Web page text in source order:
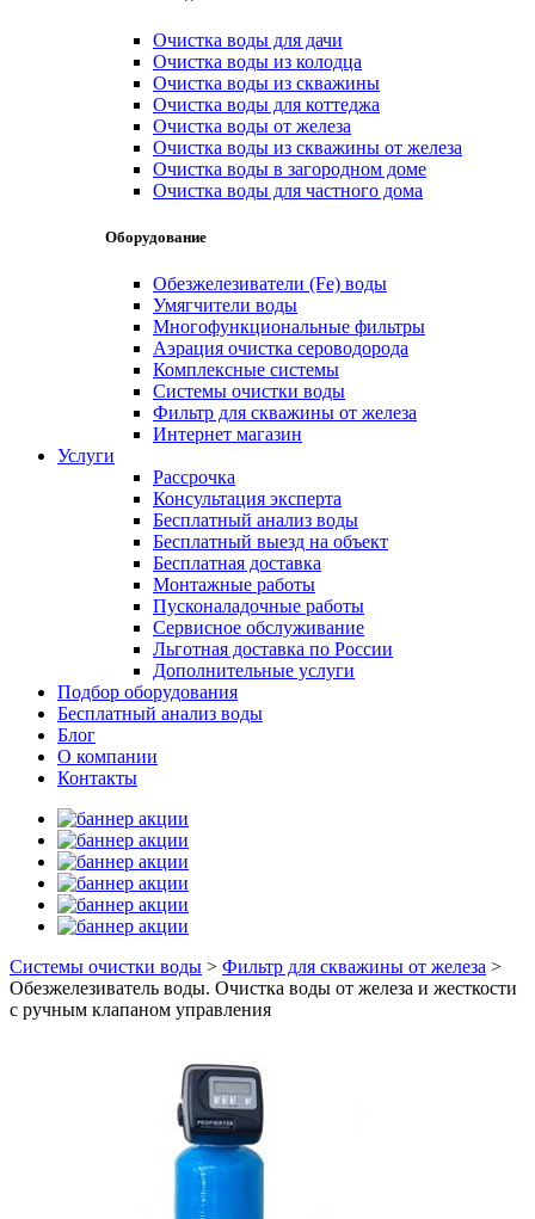
Очистка воды для дачи
Очистка воды из колодца
Очистка воды из скважины
Очистка воды для коттеджа
Очистка воды от железа
Очистка воды из скважины от железа
Очистка воды в загородном доме
Очистка воды для частного дома
Оборудование
Обезжелезиватели (Fe) воды
Умягчители воды
Многофункциональные фильтры
Аэрация очистка сероводорода
Комплексные системы
Системы очистки воды
Фильтр для скважины от железа
Интернет магазин
Услуги
Рассрочка
Консультация эксперта
Бесплатный анализ воды
Бесплатный выезд на объект
Бесплатная доставка
Монтажные работы
Пусконаладочные работы
Сервисное обслуживание
Льготная доставка по России
Дополнительные услуги
Подбор оборудования
Бесплатный анализ воды
Блог
О компании
Контакты
Системы очистки воды > Фильтр для скважины от железа >
Обезжелезиватель воды. Очистка воды от железа и жесткости
с ручным клапаном управления